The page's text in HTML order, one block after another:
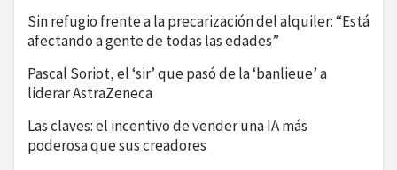
Sin refugio frente a la precarización del alquiler: “Está
afectando a gente de todas las edades”
Pascal Soriot, el ‘sir’ que pasó de la ‘banlieue’ a
liderar AstraZeneca
Las claves: el incentivo de vender una IA más
poderosa que sus creadores